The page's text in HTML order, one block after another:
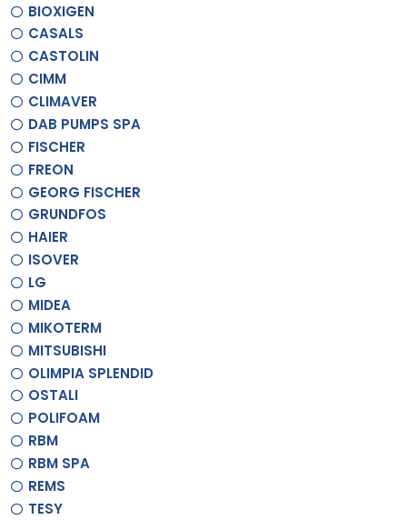
BIOXIGEN
CASALS
CASTOLIN
CIMM
CLIMAVER
DAB PUMPS SPA
FISCHER
FREON
GEORG FISCHER
GRUNDFOS
HAIER
ISOVER
LG
MIDEA
MIKOTERM
MITSUBISHI
OLIMPIA SPLENDID
OSTALI
POLIFOAM
RBM
RBM SPA
REMS
TESY